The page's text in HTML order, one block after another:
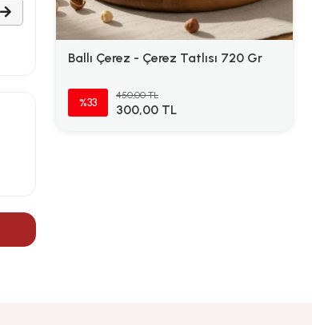
Ballı Çerez - Çerez Tatlısı 720 Gr
%33
450,00 TL
300,00 TL